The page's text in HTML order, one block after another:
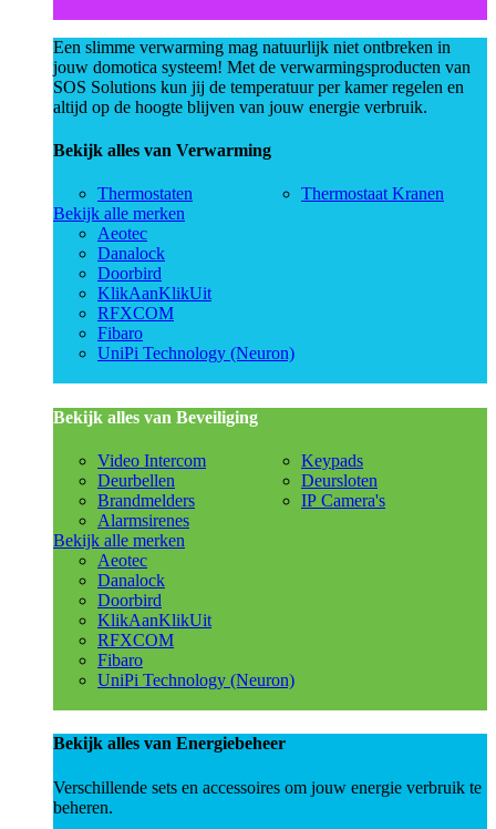
Een slimme verwarming mag natuurlijk niet ontbreken in
jouw domotica systeem! Met de verwarmingsproducten van
SOS Solutions kun jij de temperatuur per kamer regelen en
altijd op de hoogte blijven van jouw energie verbruik.
Bekijk alles van Verwarming
Thermostaten
Thermostaat Kranen
Bekijk alle merken
Aeotec
Danalock
Doorbird
KlikAanKlikUit
RFXCOM
Fibaro
UniPi Technology (Neuron)
Bekijk alles van Beveiliging
Video Intercom
Deurbellen
Brandmelders
Alarmsirenes
Keypads
Deursloten
IP Camera's
Bekijk alle merken
Aeotec
Danalock
Doorbird
KlikAanKlikUit
RFXCOM
Fibaro
UniPi Technology (Neuron)
Bekijk alles van Energiebeheer
Verschillende sets en accessoires om jouw energie verbruik te
beheren.